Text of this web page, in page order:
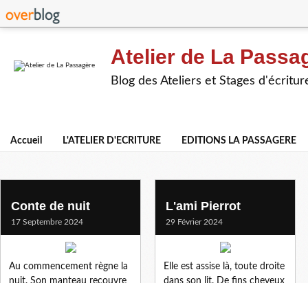
Atelier de La
Blog des Ateliers et Stages
Accueil L'ATELIER D'ECRITURE EDITIONS LA PASSAGERE
francoise 2l
Conte de nuit
17 Septembre 2024
Au commencement règne la
nuit. Son manteau recouvre
L'ami Pierrot
29 Février 2024
Elle est assise là, toute droite
dans son lit. De fins cheveux